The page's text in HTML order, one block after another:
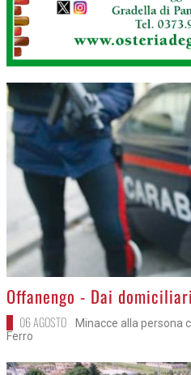
>
Offanengo - Dai
06 AGOSTO
Minacce alla persona
Ferro